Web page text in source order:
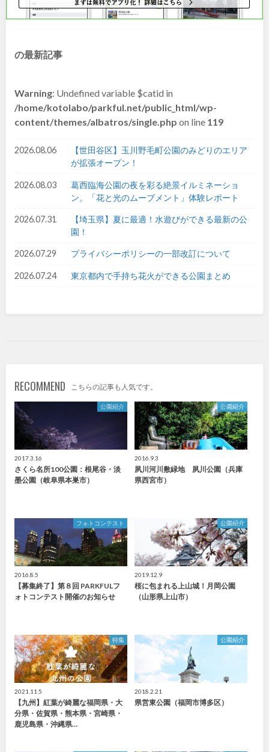
兵庫 奈良
中国・四国
岡山
山口 徳島
香川
九州・沖縄
長崎
宮崎
鹿児島 沖縄
の最新記事
Warning: Undefined variable $catid in
/home/kotolabo/parkful.net/public_html/wp-
content/themes/albatros/single.php on line 119
2026.08.06
【世田谷区】玉川野毛町公園のみどりのエリア
が拡張オープン！
2026.08.03
葛西臨海公園の夜を彩る絶景イルミネーショ
ン。「花と光のムーブメント」体験レポート
2026.07.31
【埼玉県】夏に最適！水遊びができる最新の公
園！
2026.07.29 プライバシーポリシーの一部改訂について
2026.07.24 東京都内で手持ち花火ができる公園まとめ
RECOMMEND こちらの記事も人気です。
公園紹介
2017.3.16
さくら名所100公園：根尾谷・淡
墨公園（岐阜県本巣市）
公園紹介
2016.9.3
夙川河川敷緑地 夙川公園（兵庫
県西宮市）
フォトコンテスト
2016.8.5
【募集終了】第８回 PARKFULフ
ォトコンテスト開催のお知らせ
公園紹介
2019.12.9
桜に包まれる上山城！月岡公園
（山形県上山市）
特集
2021.11.5
【九州】紅葉が綺麗な福岡県・大
分県・佐賀県・熊本県・宮崎県・
鹿児島県・沖縄県…
公園紹介
2018.2.21
県営東公園（福岡市博多区）